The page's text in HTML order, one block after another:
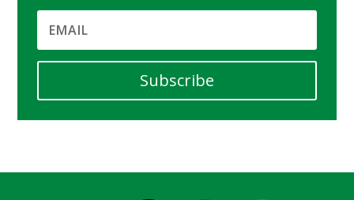
Subscribe